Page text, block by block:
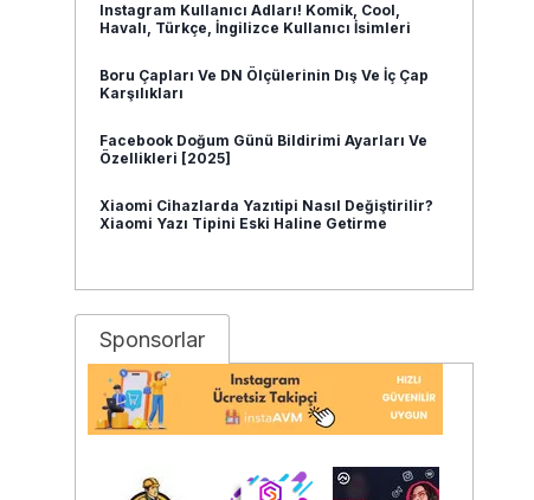
Instagram Kullanıcı Adları! Komik, Cool,
Havalı, Türkçe, İngilizce Kullanıcı İsimleri
Boru Çapları Ve DN Ölçülerinin Dış Ve İç Çap
Karşılıkları
Facebook Doğum Günü Bildirimi Ayarları Ve
Özellikleri [2025]
Xiaomi Cihazlarda Yazıtipi Nasıl Değiştirilir?
Xiaomi Yazı Tipini Eski Haline Getirme
Sponsorlar